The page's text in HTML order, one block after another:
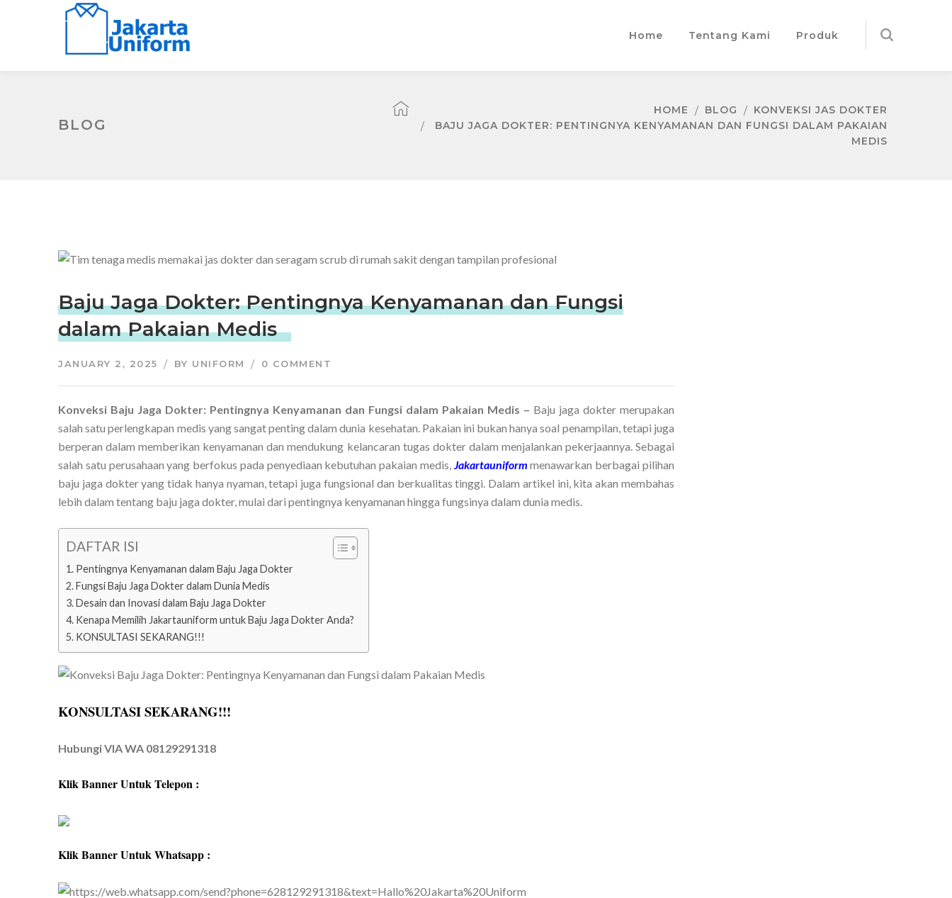
Home Tentang Kami Produk
BLOG
HOME BLOG
KONVEKSI JAS DOKTER
BAJU JAGA DOKTER: PENTINGNYA KENYAMANAN DAN FUNGSI DALAM PAKAIAN
MEDIS
Baju Jaga Dokter: Pentingnya Kenyamanan dan Fungsi
dalam Pakaian Medis
JANUARY 2, 2025 BY UNIFORM 0 COMMENT
Konveksi Baju Jaga Dokter: Pentingnya Kenyamanan dan Fungsi dalam Pakaian Medis – Baju jaga dokter merupakan
salah satu perlengkapan medis yang sangat penting dalam dunia kesehatan. Pakaian ini bukan hanya soal penampilan, tetapi juga
berperan dalam memberikan kenyamanan dan mendukung kelancaran tugas dokter dalam menjalankan pekerjaannya. Sebagai
salah satu perusahaan yang berfokus pada penyediaan kebutuhan pakaian medis, Jakartauniform menawarkan berbagai pilihan
baju jaga dokter yang tidak hanya nyaman, tetapi juga fungsional dan berkualitas tinggi. Dalam artikel ini, kita akan membahas
lebih dalam tentang baju jaga dokter, mulai dari pentingnya kenyamanan hingga fungsinya dalam dunia medis.
DAFTAR ISI
Pentingnya Kenyamanan dalam Baju Jaga Dokter
Fungsi Baju Jaga Dokter dalam Dunia Medis
Desain dan Inovasi dalam Baju Jaga Dokter
Kenapa Memilih Jakartauniform untuk Baju Jaga Dokter Anda?
KONSULTASI SEKARANG!!!
KONSULTASI SEKARANG!!!
Hubungi VIA WA 08129291318
Klik Banner Untuk Telepon :
Klik Banner Untuk Whatsapp :